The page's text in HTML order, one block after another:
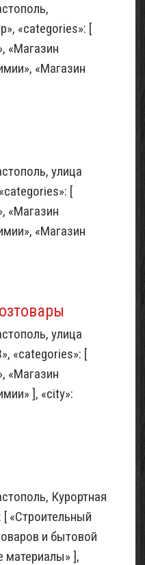
«categories»: [
«Магазин
«Магазин
улица
[
«Магазин
«Магазин
улица
«categories»: [
«Магазин
], «city»:
Курортная
«Строительный
и бытовой
материалы» ],